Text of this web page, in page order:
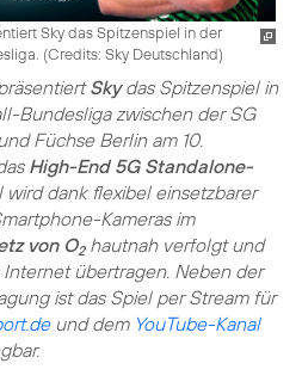
Sky das Spitzenspiel in der
(Credits: Sky Deutschland)
Skydas Spitzenspiel in
Bundesliga zwischen der SG
Füchse Berlin am 10.
High-End 5G Standalone-
wird dank flexibel einsetzbarer
Kameras im
von O2hautnah verfolgt und
übertragen. Neben der
ist das Spiel per Stream für
und dem YouTube-Kanal